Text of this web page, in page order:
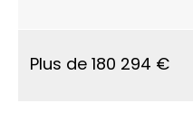
Plus de 180 294 €